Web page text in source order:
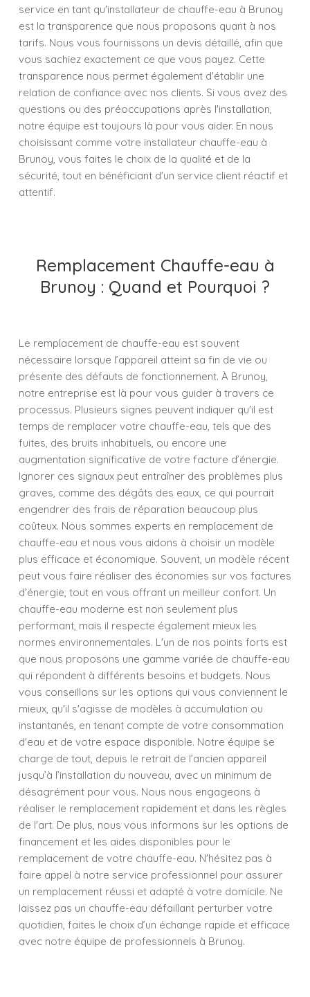
service en tant qu'installateur de chauffe-eau à Brunoy
est la transparence que nous proposons quant à nos
tarifs. Nous vous fournissons un devis détaillé, afin que
vous sachiez exactement ce que vous payez. Cette
transparence nous permet également d'établir une
relation de confiance avec nos clients. Si vous avez des
questions ou des préoccupations après l'installation,
notre équipe est toujours là pour vous aider. En nous
choisissant comme votre installateur chauffe-eau à
Brunoy, vous faites le choix de la qualité et de la
sécurité, tout en bénéficiant d'un service client réactif et
attentif.
Remplacement Chauffe-eau à
Brunoy : Quand et Pourquoi ?
Le remplacement de chauffe-eau est souvent
nécessaire lorsque l’appareil atteint sa fin de vie ou
présente des défauts de fonctionnement. À Brunoy,
notre entreprise est là pour vous guider à travers ce
processus. Plusieurs signes peuvent indiquer qu'il est
temps de remplacer votre chauffe-eau, tels que des
fuites, des bruits inhabituels, ou encore une
augmentation significative de votre facture d’énergie.
Ignorer ces signaux peut entraîner des problèmes plus
graves, comme des dégâts des eaux, ce qui pourrait
engendrer des frais de réparation beaucoup plus
coûteux. Nous sommes experts en remplacement de
chauffe-eau et nous vous aidons à choisir un modèle
plus efficace et économique. Souvent, un modèle récent
peut vous faire réaliser des économies sur vos factures
d’énergie, tout en vous offrant un meilleur confort. Un
chauffe-eau moderne est non seulement plus
performant, mais il respecte également mieux les
normes environnementales. L'un de nos points forts est
que nous proposons une gamme variée de chauffe-eau
qui répondent à différents besoins et budgets. Nous
vous conseillons sur les options qui vous conviennent le
mieux, qu'il s'agisse de modèles à accumulation ou
instantanés, en tenant compte de votre consommation
d'eau et de votre espace disponible. Notre équipe se
charge de tout, depuis le retrait de l’ancien appareil
jusqu’à l’installation du nouveau, avec un minimum de
désagrément pour vous. Nous nous engageons à
réaliser le remplacement rapidement et dans les règles
de l'art. De plus, nous vous informons sur les options de
financement et les aides disponibles pour le
remplacement de votre chauffe-eau. N'hésitez pas à
faire appel à notre service professionnel pour assurer
un remplacement réussi et adapté à votre domicile. Ne
laissez pas un chauffe-eau défaillant perturber votre
quotidien, faites le choix d’un échange rapide et efficace
avec notre équipe de professionnels à Brunoy.